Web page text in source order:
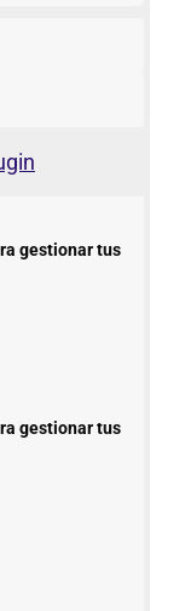
gestionar tus
gestionar tus